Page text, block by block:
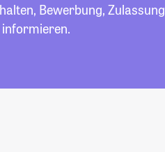
Bewerbung, Zulassung
informieren.